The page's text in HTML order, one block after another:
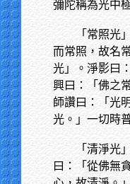
彌陀稱為光中
「常照光
而常照，故名
光」。淨影曰
興曰：「佛之
師讚曰：「光
光。」一切時
「清淨光
曰：「從佛無